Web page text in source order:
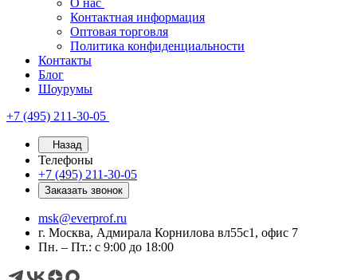
О нас
Контактная информация
Оптовая торговля
Политика конфиденциальности
Контакты
Блог
Шоурумы
+7 (495) 211-30-05
Назад
Телефоны
+7 (495) 211-30-05
Заказать звонок
msk@everprof.ru
г. Москва, Адмирала Корнилова вл55с1, офис 7
Пн. – Пт.: с 9:00 до 18:00